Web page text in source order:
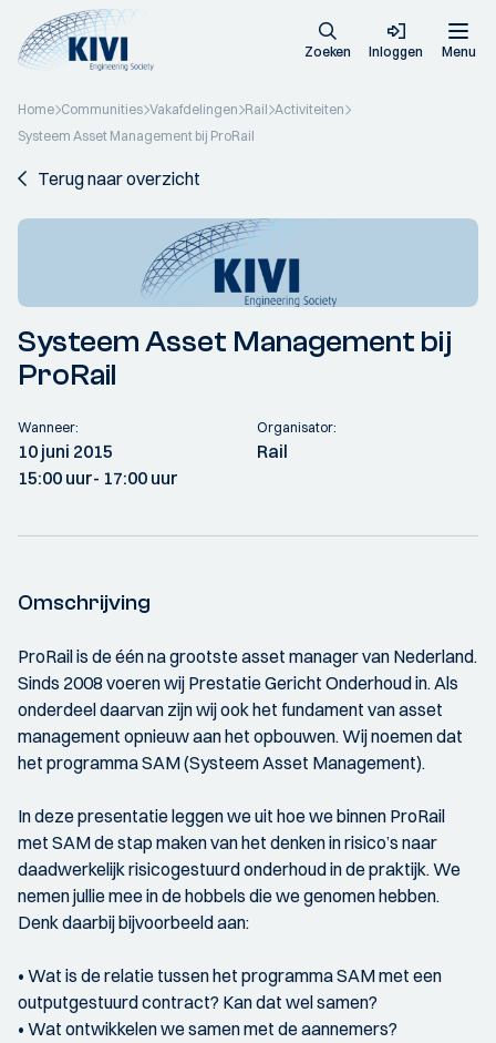
Zoeken Inloggen Menu
Home Communities Vakafdelingen Rail Activiteiten
Systeem Asset Management bij ProRail
Terug naar overzicht
Systeem Asset Management bij
ProRail
Wanneer:
10 juni 2015
15:00 uur- 17:00 uur
Organisator:
Rail
Omschrijving
ProRail is de één na grootste asset manager van Nederland.
Sinds 2008 voeren wij Prestatie Gericht Onderhoud in. Als
onderdeel daarvan zijn wij ook het fundament van asset
management opnieuw aan het opbouwen. Wij noemen dat
het programma SAM (Systeem Asset Management).
In deze presentatie leggen we uit hoe we binnen ProRail
met SAM de stap maken van het denken in risico’s naar
daadwerkelijk risicogestuurd onderhoud in de praktijk. We
nemen jullie mee in de hobbels die we genomen hebben.
Denk daarbij bijvoorbeeld aan:
• Wat is de relatie tussen het programma SAM met een
outputgestuurd contract? Kan dat wel samen?
• Wat ontwikkelen we samen met de aannemers?